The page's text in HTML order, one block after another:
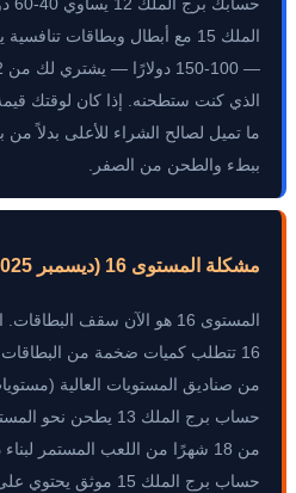
الذي كنت ستطحنه. إذا كان لوقتك
ما تميل لصالح الشراء للأعلى بدلاً
ببطء والطحن من الصفر.
مشكلة المستوى 16 (ديسمبر 2025 فصاعدًا):
16 تتطلب كميات ضخمة من البطاقات